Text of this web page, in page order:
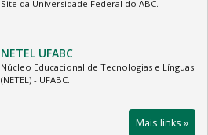
Site da Universidade Federal do ABC.
NETEL UFABC
Núcleo Educacional de Tecnologias e Línguas
(NETEL) - UFABC.
Mais links »